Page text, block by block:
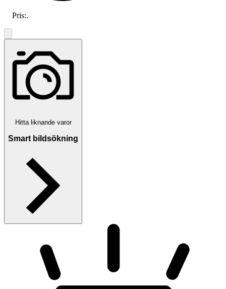
Pris:.
Hitta liknande varor
Smart bildsökning